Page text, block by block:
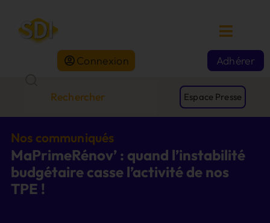
Connexion Adhérer
Espace Presse
Nos communiqués
MaPrimeRénov’ : quand l’instabilité
budgétaire casse l’activité de nos
TPE !